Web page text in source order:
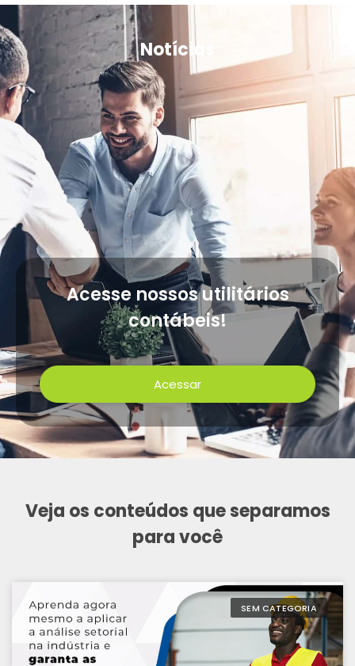
Notícias
Acesse nossos utilitários
contábeis!
Acessar
Veja os conteúdos que separamos
para você
SEM CATEGORIA